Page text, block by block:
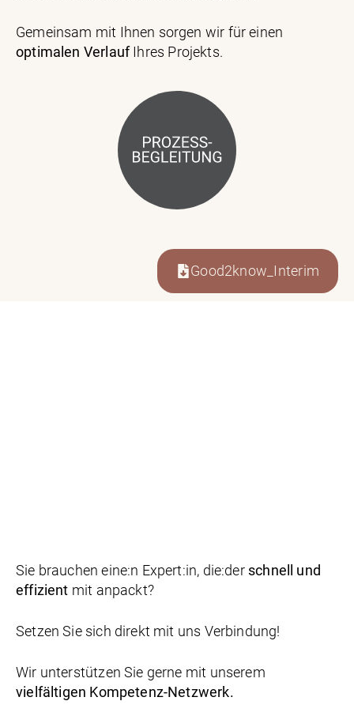
Gemeinsam mit Ihnen sorgen wir für einen
optimalen VerlaufIhres Projekts.
Good2know_Interim
Sie brauchen eine:n Expert:in, die:der schnell und
effizient mit anpackt?
Setzen Sie sich direkt mit uns Verbindung!
Wir unterstützen Sie gerne mit unserem
vielfältigen Kompetenz-Netzwerk.